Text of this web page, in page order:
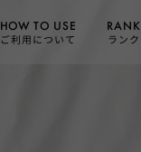
HOW TO USE
ご利用について
RANK
ランク